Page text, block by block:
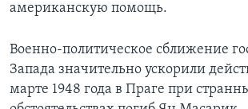
американскую помощь.
Военно-политическое сближение
Запада значительно ускорили
марте 1948 года в Праге при